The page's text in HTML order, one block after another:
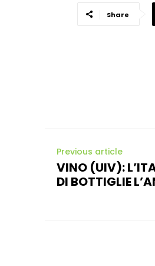
Share
Previous article
VINO (UIV):
DI BOTTIGLIE